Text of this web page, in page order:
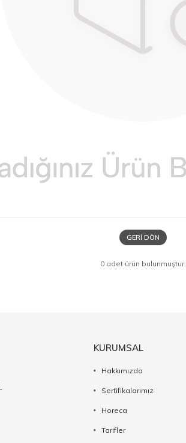
GERI DÖN
0 adet ürün bulunmuştur.
KURUMSAL
Hakkımızda
Sertifikalarımız
Horeca
Tarifler